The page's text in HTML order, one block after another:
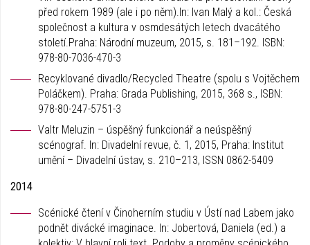
před rokem 1989 (ale i po něm).In: Ivan Malý a kol.: Česká
společnost a kultura v osmdesátých letech dvacátého
století.Praha: Národní muzeum, 2015, s. 181–192. ISBN:
978-80-7036-470-3
Recyklované divadlo/Recycled Theatre (spolu s Vojtěchem
Poláčkem). Praha: Grada Publishing, 2015, 368 s., ISBN:
978-80-247-5751-3
Valtr Meluzin – úspěšný funkcionář a neúspěšný
scénograf. In: Divadelní revue, č. 1, 2015, Praha: Institut
umění – Divadelní ústav, s. 210–213, ISSN 0862-5409
2014
Scénické čtení v Činoherním studiu v Ústí nad Labem jako
podnět divácké imaginace. In: Jobertová, Daniela (ed.) a